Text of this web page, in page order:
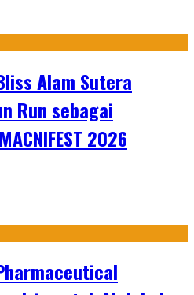
Alam Sutera
Run sebagai
2026